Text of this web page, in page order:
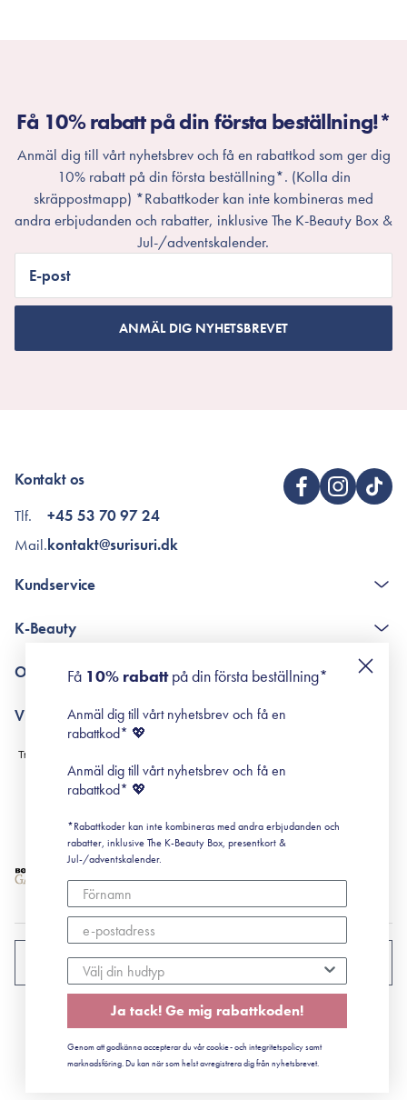
Få 10% rabatt på din första beställning!*
Anmäl dig till vårt nyhetsbrev och få en rabattkod som ger dig
10% rabatt på din första beställning*. (Kolla din
skräppostmapp) *Rabattkoder kan inte kombineras med
andra erbjudanden och rabatter, inklusive The K-Beauty Box &
Jul-/adventskalender.
E-post
ANMÄL DIG NYHETSBREVET
Kontakt os
Tlf.
Mail.
+45 53 70 97 24
kontakt@surisuri.dk
Kundservice
Poängshop - frågor och svar
K-Beauty
Retinol för nybörjare
Om Surisuri
Black Friday
Villkor
Leverans & Retur
Köpvillkor
Prenumerationsvillkor
Cookiepolicy
SVERIGE
© 2022 Surisuri ApS - Storstrømsvej 42, 6715 Esbjerg N
CVR: 41492252
Få 10% rabattpå din första beställning*
Anmäl dig till vårt nyhetsbrev och få en
rabattkod* 💖
Anmäl dig till vårt nyhetsbrev och få en
rabattkod* 💖
*Rabattkoder kan inte kombineras med andra erbjudanden och
rabatter, inklusive The K-Beauty Box, presentkort &
Jul-/adventskalender.
Ja tack! Ge mig rabattkoden!
Genom att godkänna accepterar du vår cookie- och integritetspolicy samt
marknadsföring. Du kan när som helst avregistrera dig från nyhetsbrevet.